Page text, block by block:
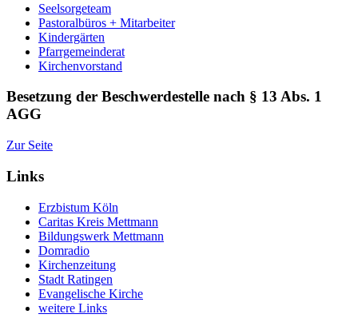
Seelsorgeteam
Pastoralbüros + Mitarbeiter
Kindergärten
Pfarrgemeinderat
Kirchenvorstand
Besetzung der Beschwerdestelle nach § 13 Abs. 1
AGG
Zur Seite
Links
Erzbistum Köln
Caritas Kreis Mettmann
Bildungswerk Mettmann
Domradio
Kirchenzeitung
Stadt Ratingen
Evangelische Kirche
weitere Links